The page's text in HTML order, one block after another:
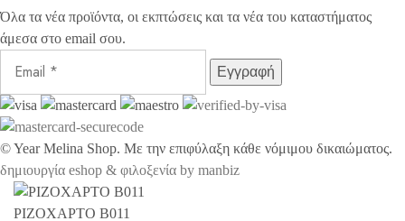
Όλα τα νέα προϊόντα, οι εκπτώσεις και τα νέα του καταστήματος
άμεσα στο email σου.
©YearMelina Shop. Με την επιφύλαξη κάθε νόμιμου δικαιώματος.
δημιουργία eshop & φιλοξενία by manbiz
ΡΙΖΟΧΑΡΤΟ B011